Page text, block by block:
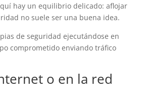
hay un equilibrio delicado: aflojar
no suele ser una buena idea.
de seguridad ejecutándose en
comprometido enviando tráfico
o en la red